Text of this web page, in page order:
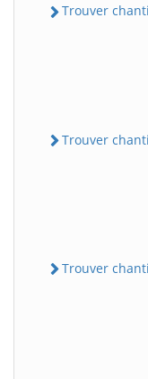
Trouver
Trouver
Trouver